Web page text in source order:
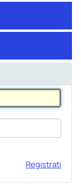
Registrati